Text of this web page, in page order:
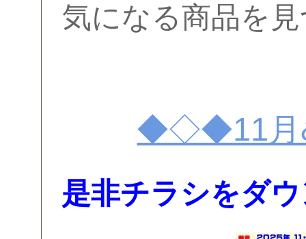
気になる商品を
◆◇◆11月
是非チラシをダ